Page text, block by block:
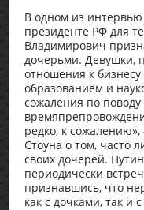
В одном из
президенте РФ для
Владимирович
дочерьми. Девушки,
отношения к
образованием и
сожаления по
редко, к
Стоуна о том, часто
своих дочерей.
периодически
признавшись, что
как с дочками, так и